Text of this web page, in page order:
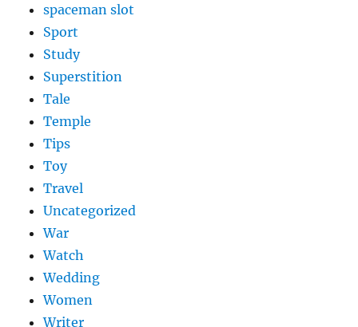
spaceman slot
Sport
Study
Superstition
Tale
Temple
Tips
Toy
Travel
Uncategorized
War
Watch
Wedding
Women
Writer